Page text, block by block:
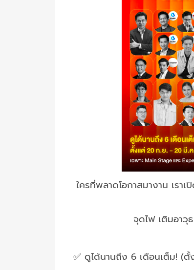
ใครที่พลาดโอกาสมางาน เรา
จุดไฟ เติมอาวุ
✅ ดูได้นานถึง 6 เดือนเต็ม! (